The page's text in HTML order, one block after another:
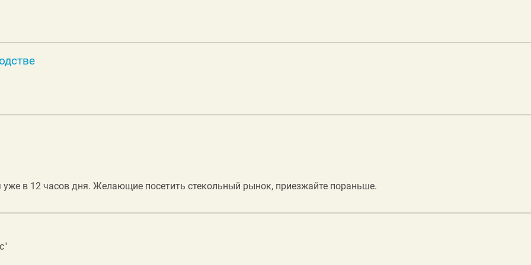
в 12 часов дня. Желающие посетить стекольный рынок, приезжайте пораньше.